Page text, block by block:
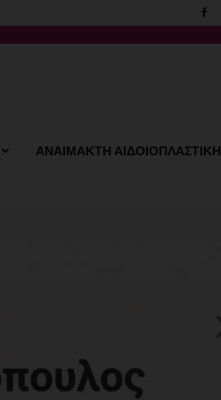
ΑΝΑΙΜΑΚΤΗ ΑΙΔΟΙΟΠΛΑΣΤΙΚΗ